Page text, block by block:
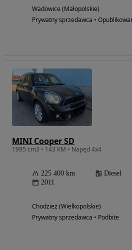
Wadowice (Małopolskie)
Prywatny sprzedawca •
MINI Cooper SD
1995 cm3 • 143 KM • Napęd 4x4
225 400 km Diesel
2011
Chodzież (Wielkopolskie)
Prywatny sprzedawca • Podbite